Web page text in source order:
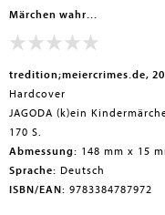
Märchen wahr...
tredition;meiercrimes.de,
Hardcover
JAGODA (k)ein
170 S.
Abmessung: 148 mm x 15
Sprache: Deutsch
ISBN/EAN: 9783384787972